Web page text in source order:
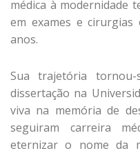
médica à modernidade
em exames e
anos.
Sua trajetória
dissertação na
viva na memória de
seguiram carreira
eternizar o nome da